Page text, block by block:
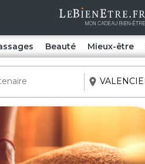
Beauté Mieux-être